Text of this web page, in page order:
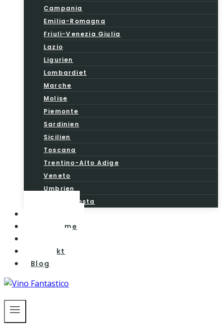
Campania
Emilia-Romagna
Friuli-Venezia Giulia
Lazio
Ligurien
Lombardiet
Marche
Molise
Piemonte
Sardinien
Sicilien
Toscana
Trentino-Alto Adige
Veneto
Umbrien
Valle d’Aosta
Vinturisme
Kontakt
Blog